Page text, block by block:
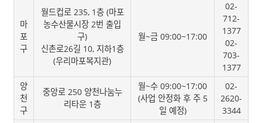
마
포
구
월드컵로 235, 1층 (마포
농수산물시장 2번 출입
구)
신촌로26길 10, 지하1층
(우리마포복지관)
월~금 09:00~17:00
02-
712-
1377
02-
703-
1377
양
천
구
중앙로 250 양천나눔누
리타운 1층
월~수 09:00~17:00
(사업 안정화 후 주 5
일 예정)
02-
2620-
3344